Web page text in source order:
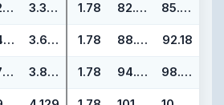
3.239 3.379 1.78 82.27 85.83
3.489 3.629 1.78 88.62 92.18
3.739 3.879 1.78 94.97 98.53